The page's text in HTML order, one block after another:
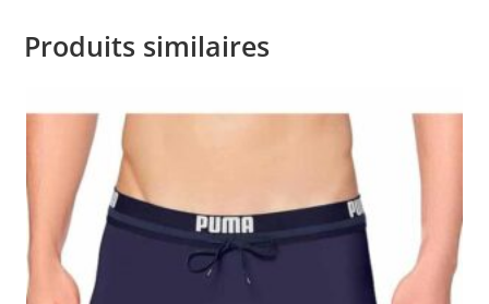
Produits similaires